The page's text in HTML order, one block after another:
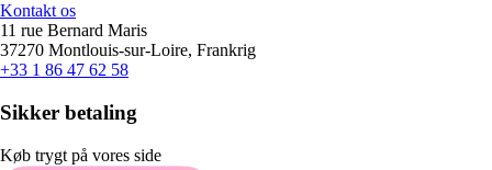
Kontakt os
11 rue Bernard Maris
37270 Montlouis-sur-Loire, Frankrig
+33 1 86 47 62 58
Sikker betaling
Køb trygt på vores side